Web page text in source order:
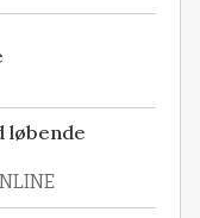
løbende